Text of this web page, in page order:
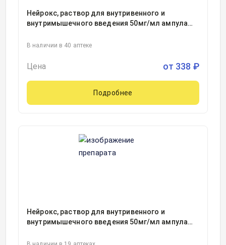
Нейрокс, раствор для внутривенного и
внутримышечного введения 50мг/мл ампула
В наличии в 40 аптеке
Цена от 338 ₽
Подробнее
Нейрокс, раствор для внутривенного и
внутримышечного введения 50мг/мл ампула